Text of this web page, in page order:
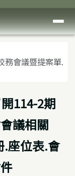
務會議暨提案單.
114-2期
議相關
.座位表.會